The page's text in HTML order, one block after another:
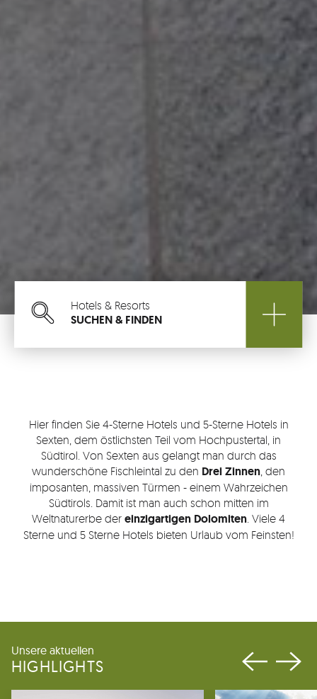
Hotels & Resorts
SUCHEN & FINDEN
Urlaubs
THEMEN
TOP
RESTAURANTS
Top
Suchen
Hier finden Sie 4-Sterne Hotels und 5-Sterne Hotels in
Sexten, dem östlichsten Teil vom Hochpustertal, in
Südtirol. Von Sexten aus gelangt man durch das
wunderschöne Fischleintal zu den Drei Zinnen, den
imposanten, massiven Türmen - einem Wahrzeichen
Südtirols. Damit ist man auch schon mitten im
Weltnaturerbe der einzigartigen Dolomiten. Viele 4
Sterne und 5 Sterne Hotels bieten Urlaub vom Feinsten!
HIGHLIGHTS
Unsere aktuellen